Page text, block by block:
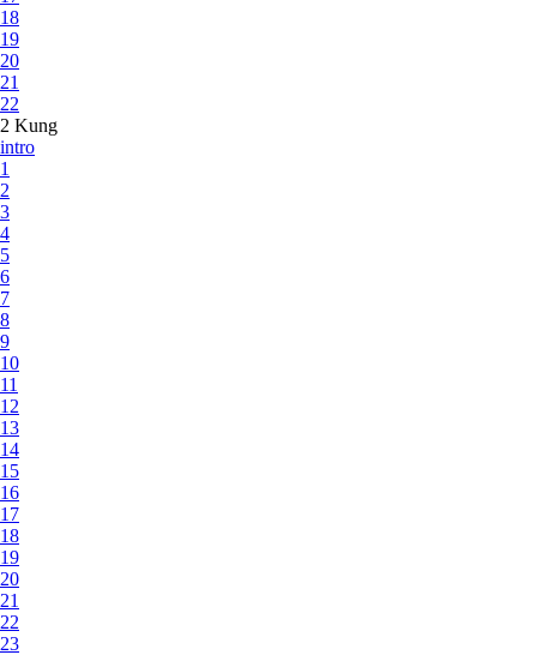
18
19
20
21
22
2 Kung
intro
1
2
3
4
5
6
7
8
9
10
11
12
13
14
15
16
17
18
19
20
21
22
23